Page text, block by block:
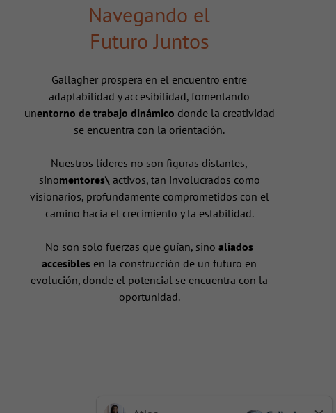
Navegando el
Futuro Juntos
Gallagher prospera en el encuentro entre
adaptabilidad y accesibilidad, fomentando
unentorno de trabajo dinámico donde la creatividad
se encuentra con la orientación.
Nuestros líderes no son figuras distantes,
sinomentores\ activos, tan involucrados como
visionarios, profundamente comprometidos con el
camino hacia el crecimiento y la estabilidad.
No son solo fuerzas que guían, sinoaliados
accesibles en la construcción de un futuro en
evolución, donde el potencial se encuentra con la
oportunidad.